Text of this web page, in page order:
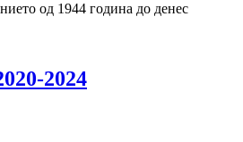
од 1944 година до денес
2024